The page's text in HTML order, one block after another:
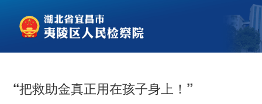
“把救助金真正用在孩子身上！”